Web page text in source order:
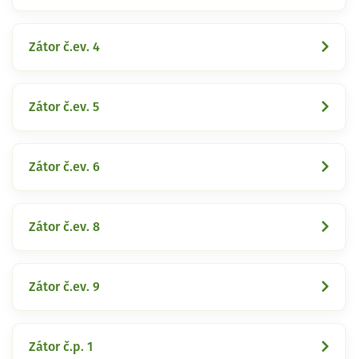
Zátor č.ev. 4
Zátor č.ev. 5
Zátor č.ev. 6
Zátor č.ev. 8
Zátor č.ev. 9
Zátor č.p. 1